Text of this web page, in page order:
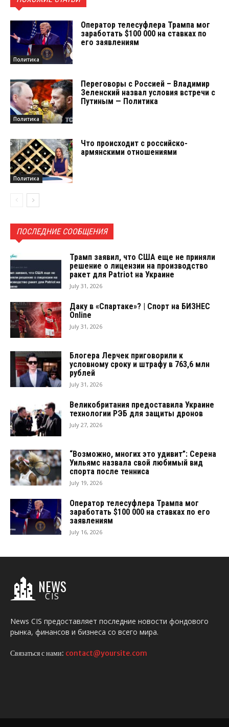
Политика
Оператор телесуфлера Трампа мог
заработать $100 000 на ставках по
его заявлениям
Политика
Переговоры с Россией – Владимир
Зеленский назвал условия встречи с
Путиным — Политика
Политика
Что происходит с российско-
армянскими отношениями
ПОСЛЕДНИЕ СООБЩЕНИЯ
Трамп заявил, что США еще не приняли
решение о лицензии на производство
ракет для Patriot на Украине
July 31, 2026
Даку в «Спартаке»? | Спорт на БИЗНЕС
Online
July 31, 2026
Блогера Лерчек приговорили к
условному сроку и штрафу в 763,6 млн
рублей
July 31, 2026
Великобритания предоставила Украине
технологии РЭБ для защиты дронов
July 27, 2026
“Возможно, многих это удивит”: Серена
Уильямс назвала свой любимый вид
спорта после тенниса
July 19, 2026
Оператор телесуфлера Трампа мог
заработать $100 000 на ставках по его
заявлениям
July 16, 2026
NEWS
CIS
News CIS предоставляет последние новости фондового
рынка, финансов и бизнеса со всего мира.
Связаться с нами: contact@yoursite.com